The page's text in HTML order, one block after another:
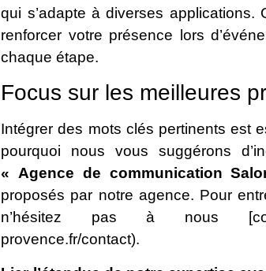
qui s’adapte à diverses
renforcer votre présence lors
chaque étape.
Focus sur les meilleures
Intégrer des mots clés pertinents est
pourquoi nous vous suggérons
« Agence de communication
proposés par notre agence. Pour
n’hésitez pas à nous
provence.fr/contact).